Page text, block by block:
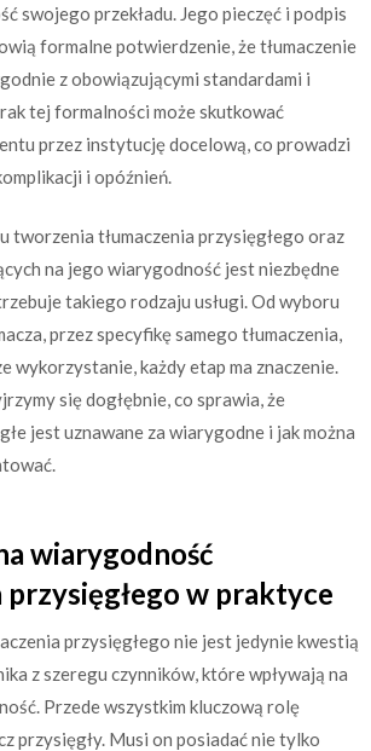
swojego przekładu. Jego pieczęć i podpis
formalne potwierdzenie, że tłumaczenie
z obowiązującymi standardami i
tej formalności może skutkować
przez instytucję docelową, co prowadzi
i opóźnień.
tworzenia tłumaczenia przysięgłego oraz
na jego wiarygodność jest niezbędne
takiego rodzaju usługi. Od wyboru
przez specyfikę samego tłumaczenia,
wykorzystanie, każdy etap ma znaczenie.
się dogłębnie, co sprawia, że
jest uznawane za wiarygodne i jak można
wiarygodność
przysięgłego w praktyce
przysięgłego nie jest jedynie kwestią
z szeregu czynników, które wpływają na
Przede wszystkim kluczową rolę
przysięgły. Musi on posiadać nie tylko